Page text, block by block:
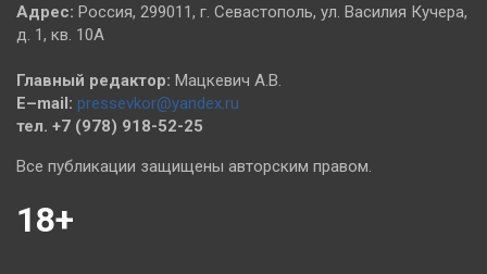
Адрес: Россия, 299011, г. Севастополь, ул. Василия Кучера,
д. 1, кв. 10А
Главный редактор: Мацкевич А.В.
E–mail: pressevkor@yandex.ru
тел. +7 (978) 918-52-25
Все публикации защищены авторским правом.
18+